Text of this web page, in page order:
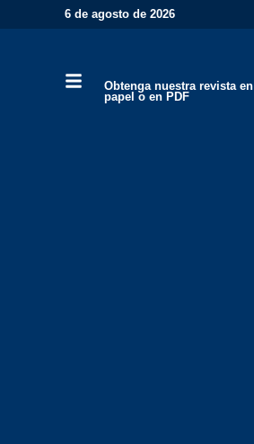
6 de agosto de 2026
Obtenga nuestra revista en
papel o en PDF